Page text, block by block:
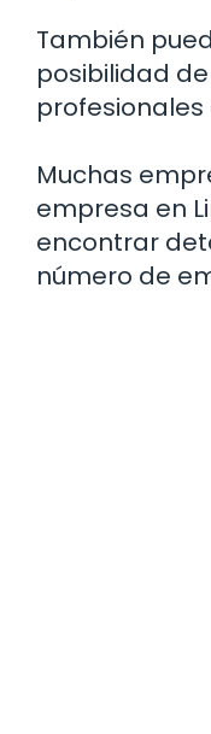
También
posibilidad
profesionales
Muchas
empresa en
encontrar
número de